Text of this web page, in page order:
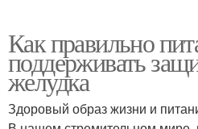
Как правильно
поддерживать
желудка
Здоровый образ жизни и